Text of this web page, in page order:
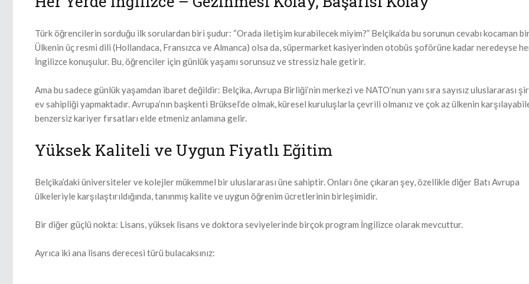
Türk öğrencilerin sorduğu ilk sorulardan biri şudur: “Orada iletişim kurabilecek miyim?” Belçika’da bu sorunun cevabı kocaman
Ülkenin üç resmi dili (Hollandaca, Fransızca ve Almanca) olsa da, süpermarket kasiyerinden otobüs şoförüne kadar neredeyse
İngilizce konuşulur. Bu, öğrenciler için günlük yaşamı sorunsuz ve stressiz hale getirir.
Ama bu sadece günlük yaşamdan ibaret değildir: Belçika, Avrupa Birliği’nin merkezi ve NATO’nun yanı sıra sayısız uluslararası
ev sahipliği yapmaktadır. Avrupa’nın başkenti Brüksel’de olmak, küresel kuruluşlarla çevrili olmanız ve çok az ülkenin
benzersiz kariyer fırsatları elde etmeniz anlamına gelir.
Yüksek Kaliteli ve Uygun Fiyatlı Eğitim
Belçika’daki üniversiteler ve kolejler mükemmel bir uluslararası üne sahiptir. Onları öne çıkaran şey, özellikle diğer Batı Avrupa
ülkeleriyle karşılaştırıldığında, tanınmış kalite ve uygun öğrenim ücretlerinin birleşimidir.
Bir diğer güçlü nokta: Lisans, yüksek lisans ve doktora seviyelerinde birçok program İngilizce olarak mevcuttur.
Ayrıca iki ana lisans derecesi türü bulacaksınız: